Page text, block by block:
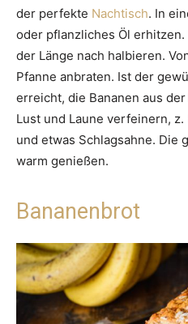
der perfekte Nachtisch. In
oder pflanzliches Öl
der Länge nach halbieren.
Pfanne anbraten. Ist der
erreicht, die Bananen aus
Lust und Laune verfeinern,
und etwas Schlagsahne. Die
warm genießen.
Bananenbrot